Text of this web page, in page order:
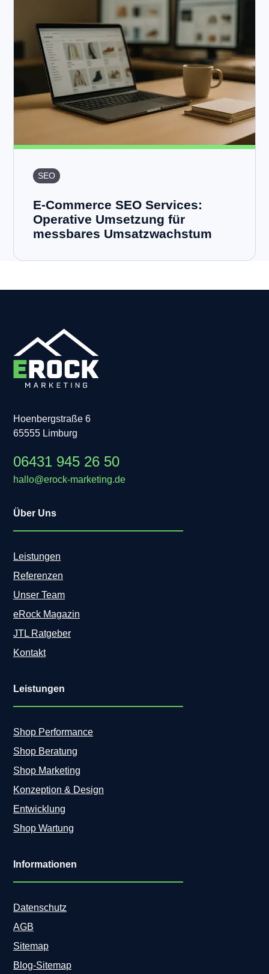
SEO
E-Commerce SEO Services:
Operative Umsetzung für
messbares Umsatzwachstum
Hoenbergstraße 6
65555 Limburg
06431 945 26 50
hallo@erock-marketing.de
Über Uns
Leistungen
Referenzen
Unser Team
eRock Magazin
JTL Ratgeber
Kontakt
Leistungen
Shop Performance
Shop Beratung
Shop Marketing
Konzeption & Design
Entwicklung
Shop Wartung
Informationen
Datenschutz
AGB
Sitemap
Blog-Sitemap